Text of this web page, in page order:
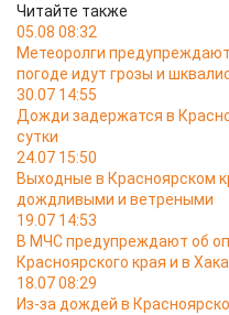
Читайте также
05.08 08:32
Метеоролги
погоде идут грозы и
30.07 14:55
Дожди задержатся в
сутки
24.07 15:50
Выходные в Красноярском
дождливыми и ветреными
19.07 14:53
В МЧС предупреждают об
Красноярского края и в
18.07 08:29
Из-за дождей в